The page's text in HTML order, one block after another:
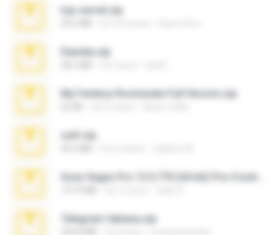
top secret.zip
Daniela.zip
My Femboy Roommate Full Version.zip
ouh!.zip
Telegram fabiana.zip